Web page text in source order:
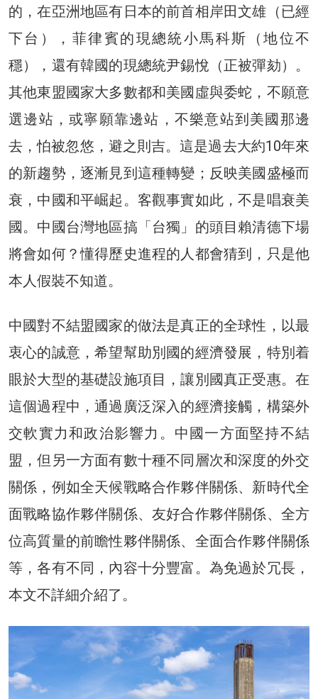
的，在亞洲地區有日本的前首相岸田文雄（已經
下台），菲律賓的現總統小馬科斯（地位不
穩），還有韓國的現總統尹錫悅（正被彈劾）。
其他東盟國家大多數都和美國虛與委蛇，不願意
選邊站，或寧願靠邊站，不樂意站到美國那邊
去，怕被忽悠，避之則吉。這是過去大約10年來
的新趨勢，逐漸見到這種轉變；反映美國盛極而
衰，中國和平崛起。客觀事實如此，不是唱衰美
國。中國台灣地區搞「台獨」的頭目賴清德下場
將會如何？懂得歷史進程的人都會猜到，只是他
本人假裝不知道。
中國對不結盟國家的做法是真正的全球性，以最
衷心的誠意，希望幫助別國的經濟發展，特別着
眼於大型的基礎設施項目，讓別國真正受惠。在
這個過程中，通過廣泛深入的經濟接觸，構築外
交軟實力和政治影響力。中國一方面堅持不結
盟，但另一方面有數十種不同層次和深度的外交
關係，例如全天候戰略合作夥伴關係、新時代全
面戰略協作夥伴關係、友好合作夥伴關係、全方
位高質量的前瞻性夥伴關係、全面合作夥伴關係
等，各有不同，內容十分豐富。為免過於冗長，
本文不詳細介紹了。